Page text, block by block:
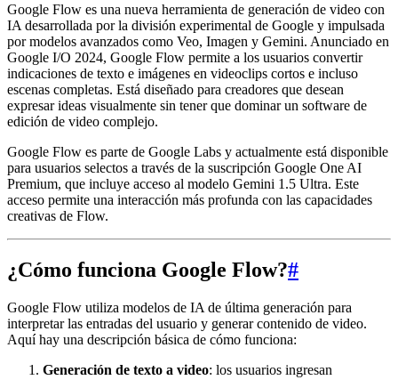
Google Flow es una nueva herramienta de generación de video con
IA desarrollada por la división experimental de Google y impulsada
por modelos avanzados como Veo, Imagen y Gemini. Anunciado en
Google I/O 2024, Google Flow permite a los usuarios convertir
indicaciones de texto e imágenes en videoclips cortos e incluso
escenas completas. Está diseñado para creadores que desean
expresar ideas visualmente sin tener que dominar un software de
edición de video complejo.
Google Flow es parte de Google Labs y actualmente está disponible
para usuarios selectos a través de la suscripción Google One AI
Premium, que incluye acceso al modelo Gemini 1.5 Ultra. Este
acceso permite una interacción más profunda con las capacidades
creativas de Flow.
¿Cómo funciona Google Flow?#
Google Flow utiliza modelos de IA de última generación para
interpretar las entradas del usuario y generar contenido de video.
Aquí hay una descripción básica de cómo funciona:
Generación de texto a video: los usuarios ingresan